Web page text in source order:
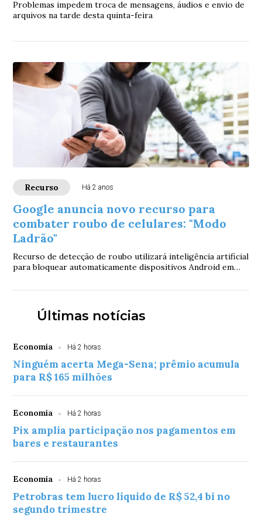
Problemas impedem troca de mensagens, áudios e envio de
arquivos na tarde desta quinta-feira
Recurso Há 2 anos
Google anuncia novo recurso para
combater roubo de celulares: "Modo
Ladrão"
Recurso de detecção de roubo utilizará inteligência artificial
para bloquear automaticamente dispositivos Android em
Últimas notícias
Economia Há 2 horas
Ninguém acerta Mega-Sena; prêmio acumula
para R$ 165 milhões
Economia Há 2 horas
Pix amplia participação nos pagamentos em
bares e restaurantes
Economia Há 2 horas
Petrobras tem lucro líquido de R$ 52,4 bi no
segundo trimestre